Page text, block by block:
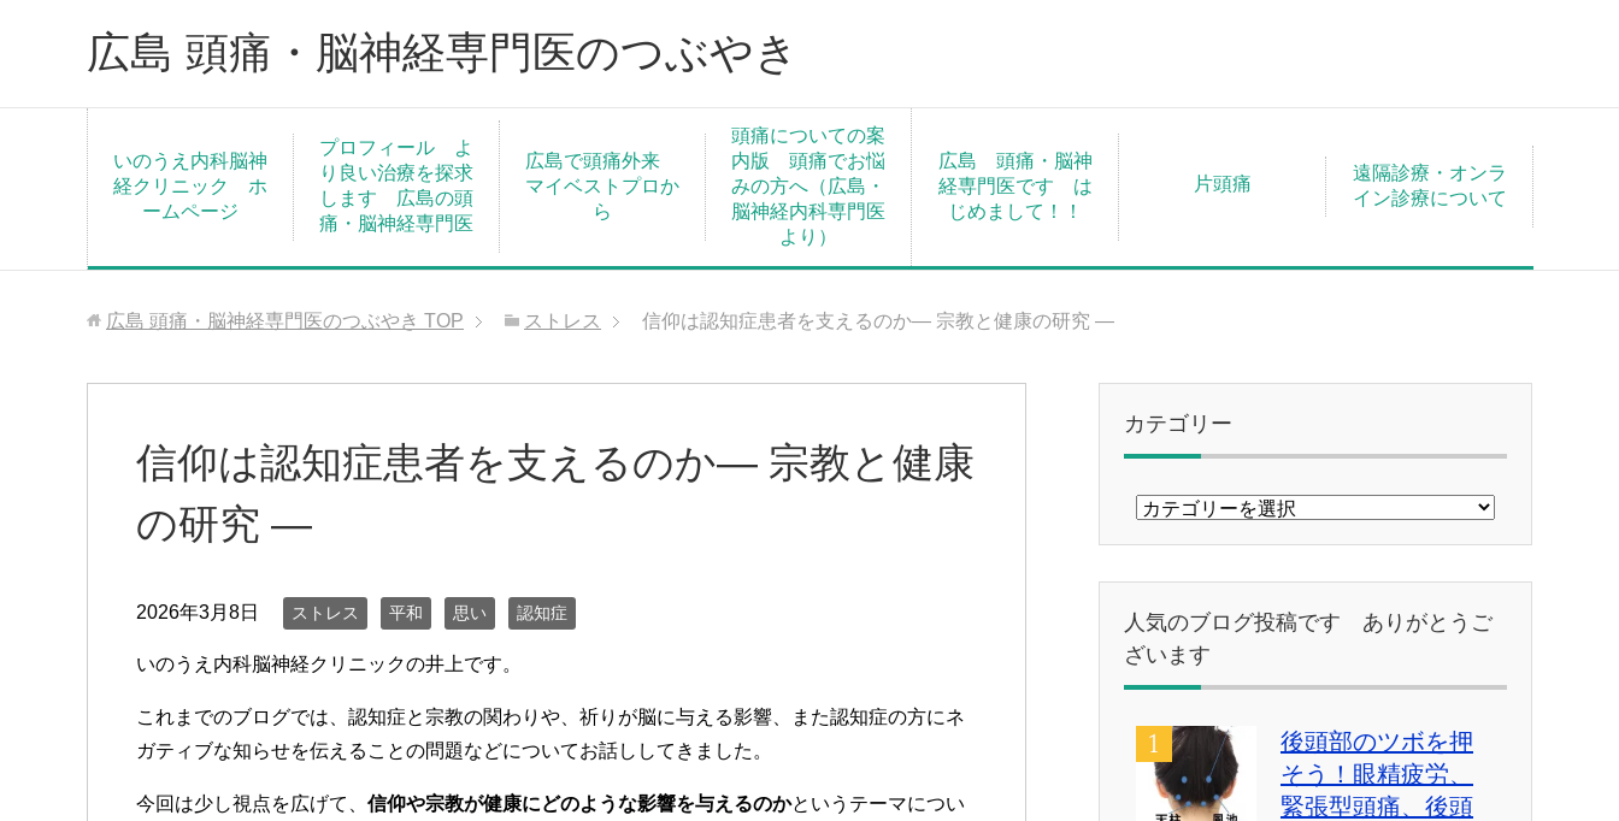
広島 頭痛・脳神経専門医のつぶやき
いのうえ内科脳神
経クリニック ホ
ームページ
プロフィール よ
り良い治療を探求
します 広島の頭
痛・脳神経専門医
広島で頭痛外来
マイベストプロか
ら
頭痛についての案
内版 頭痛でお悩
みの方へ（広島・
脳神経内科専門医
より）
広島 頭痛・脳神
経専門医です は
じめまして！！
片頭痛
遠隔診療・オンラ
イン診療について
広島 頭痛・脳神経専門医のつぶやき TOP ストレス 信仰は認知症患者を支えるのか― 宗教と健康の研究 ―
信仰は認知症患者を支えるのか― 宗教と健康
の研究 ―
2026年3月8日 ストレス 平和 思い 認知症
いのうえ内科脳神経クリニックの井上です。
これまでのブログでは、認知症と宗教の関わりや、祈りが脳に与える影響、また認知症の方にネ
ガティブな知らせを伝えることの問題などについてお話ししてきました。
今回は少し視点を広げて、 信仰や宗教が健康にどのような影響を与えるのかというテーマについ
カテゴリー
カ
リ
人気のブログ投稿です ありがとうご
ざいます
後頭部のツボを押
そう！眼精疲労、
緊張型頭痛、後頭